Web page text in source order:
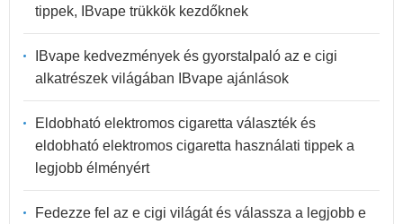
tippek, IBvape trükkök kezdőknek
IBvape kedvezmények és gyorstalpaló az e cigi
alkatrészek világában IBvape ajánlások
Eldobható elektromos cigaretta választék és
eldobható elektromos cigaretta használati tippek a
legjobb élményért
Fedezze fel az e cigi világát és válassza a legjobb e